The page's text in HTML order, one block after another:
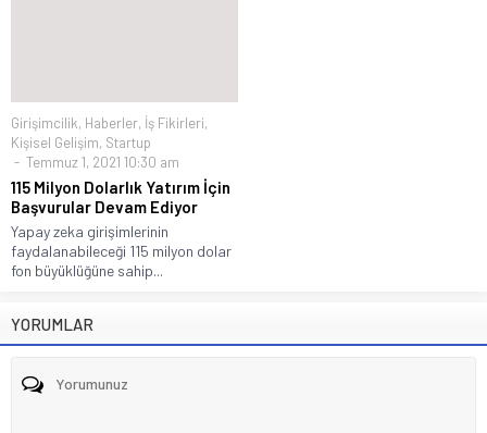
Girişimcilik, Haberler, İş Fikirleri,
Kişisel Gelişim, Startup
Temmuz 1, 2021 10:30 am
115 Milyon Dolarlık Yatırım İçin
Başvurular Devam Ediyor
Yapay zeka girişimlerinin
faydalanabileceği 115 milyon dolar
fon büyüklüğüne sahip...
YORUMLAR